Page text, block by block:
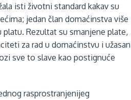
isti životni standard kakav su
jedan član domaćinstva više
Rezultat su smanjene plate,
za rad u domaćinstvu i užasan
sve to slave kao postignuće
rasprostranjenijeg